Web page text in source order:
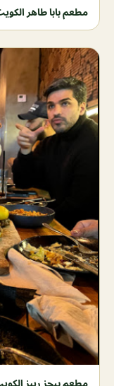
مطعم بابا طاهر
مطعم بيجز ريبز